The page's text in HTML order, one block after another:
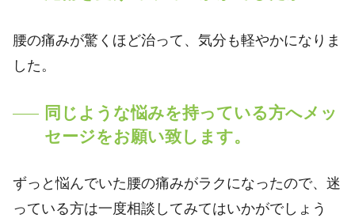
腰の痛みが驚くほど治って、気分も軽やかになりま
した。
同じような悩みを持っている方へメッ
セージをお願い致します。
ずっと悩んでいた腰の痛みがラクになったので、迷
っている方は一度相談してみてはいかがでしょう